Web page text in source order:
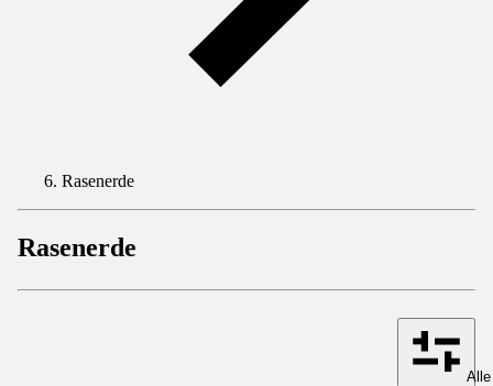
Rasenerde
Rasenerde